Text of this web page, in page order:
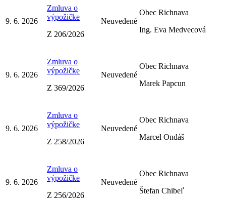
9. 6. 2026
Zmluva o
výpožičke
Z 206/2026
Neuvedené
Obec Richnava
Ing. Eva Medvecová
9. 6. 2026
Zmluva o
výpožičke
Z 369/2026
Neuvedené
Obec Richnava
Marek Papcun
9. 6. 2026
Zmluva o
výpožičke
Z 258/2026
Neuvedené
Obec Richnava
Marcel Ondáš
9. 6. 2026
Zmluva o
výpožičke
Z 256/2026
Neuvedené
Obec Richnava
Štefan Chibeľ